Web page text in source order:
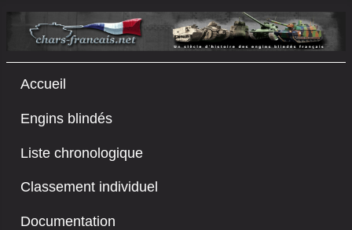
Accueil
Engins blindés
Liste chronologique
Classement individuel
Documentation